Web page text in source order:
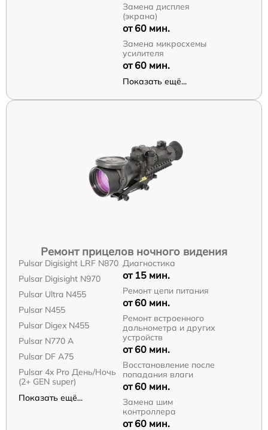
Замена дисплея
(экрана)
от 60 мин.
Замена микросхемы
усилителя
от 60 мин.
Показать ещё...
Ремонт прицелов ночного видения
Pulsar Digisight LRF N870
Pulsar Digisight N970
Pulsar Ultra N455
Pulsar N455
Pulsar Digex N455
Pulsar N770 А
Pulsar DF A75
Pulsar 4x Pro День/Ночь
(2+ GEN super)
Показать ещё...
Диагностика
от 15 мин.
Ремонт цепи питания
от 60 мин.
Ремонт встроенного
дальнометра и других
устройств
от 60 мин.
Восстановление после
попадания влаги
от 60 мин.
Замена шим
контроллера
от 60 мин.